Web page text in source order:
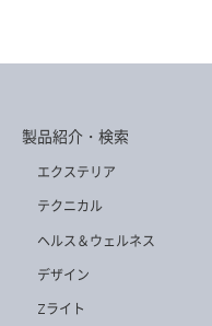
製品紹介・検索
エクステリア
テクニカル
ヘルス＆ウェルネス
デザイン
Zライト